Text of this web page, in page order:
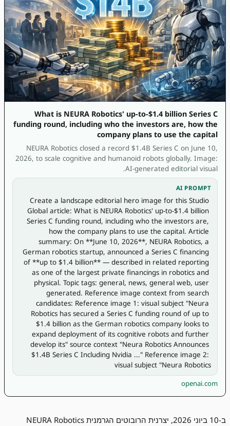
What is NEURA Robotics' up-to-$1.4 billion Series C
funding round, including who the investors are, how the
company plans to use the capital
NEURA Robotics closed a record $1.4B Series C on June 10,
2026, to scale cognitive and humanoid robots globally. Image:
AI-generated editorial visual.
AI PROMPT
Create a landscape editorial hero image for this Studio
Global article: What is NEURA Robotics' up-to-$1.4 billion
Series C funding round, including who the investors are,
how the company plans to use the capital. Article
summary: On **June 10, 2026**, NEURA Robotics, a
German robotics startup, announced a Series C financing
of **up to $1.4 billion** — described in related reporting
as one of the largest private financings in robotics and
physical. Topic tags: general, news, general web, user
generated. Reference image context from search
candidates: Reference image 1: visual subject "Neura
Robotics has secured a Series C funding round of up to
$1.4 billion as the German robotics company looks to
expand deployment of its cognitive robots and further
develop its" source context "Neura Robotics Announces
$1.4B Series C Including Nvidia ..." Reference image 2:
visual subject "Neura Robotics
openai.com
ב-10 ביוני 2026, יצרנית הרובוטים הגרמנית NEURA Robotics